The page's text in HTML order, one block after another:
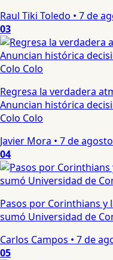
Raul Tiki Toledo • 7 de
03
Regresa la verdadera
Anuncian histórica
Colo Colo
Javier Mora • 7 de
04
Pasos por Corinthians y
sumó Universidad de
Carlos Campos • 7 de
05